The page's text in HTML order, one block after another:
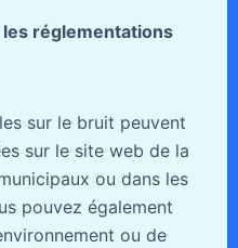
réglementations
sur le bruit peuvent
sur le site web de la
ou dans les
pouvez également
ou de